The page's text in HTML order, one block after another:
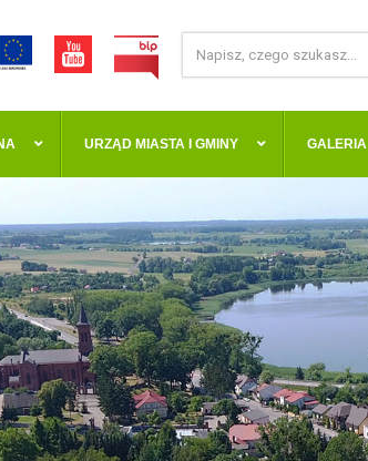
URZĄD MIASTA I GMINY GALERIA